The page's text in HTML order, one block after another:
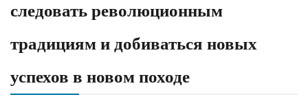
следовать революционным
традициям и добиваться новых
успехов в новом походе